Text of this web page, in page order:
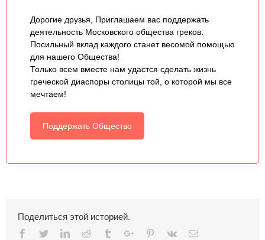
Дорогие друзья, Приглашаем вас поддержать
деятельность Московского общества греков.
Посильный вклад каждого станет весомой помощью
для нашего Общества!
Только всем вместе нам удастся сделать жизнь
греческой диаспоры столицы той, о которой мы все
мечтаем!
Поддержать Общество
Поделиться этой историей.
Facebook
TwitterLinkedinReddit TumblrGoogle+Pinterest
Vk Email